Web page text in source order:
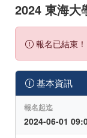
2024 東海大
報名已結束！
基本資訊
報名起迄
2024-06-01